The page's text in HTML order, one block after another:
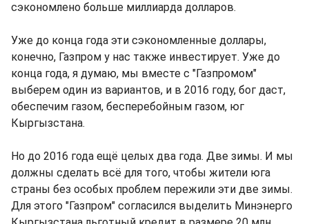
сэкономлено больше миллиарда долларов.
Уже до конца года эти сэкономленные доллары,
конечно, Газпром у нас также инвестирует. Уже до
конца года, я думаю, мы вместе с "Газпромом"
выберем один из вариантов, и в 2016 году, бог даст,
обеспечим газом, бесперебойным газом, юг
Кыргызстана.
Но до 2016 года ещё целых два года. Две зимы. И мы
должны сделать всё для того, чтобы жители юга
страны без особых проблем пережили эти две зимы.
Для этого "Газпром" согласился выделить Минэнерго